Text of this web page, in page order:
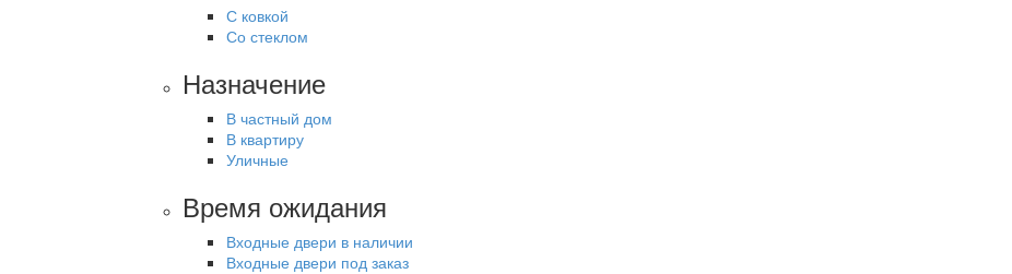
С ковкой
Со стеклом
Назначение
В частный дом
В квартиру
Уличные
Время ожидания
Входные двери в наличии
Входные двери под заказ